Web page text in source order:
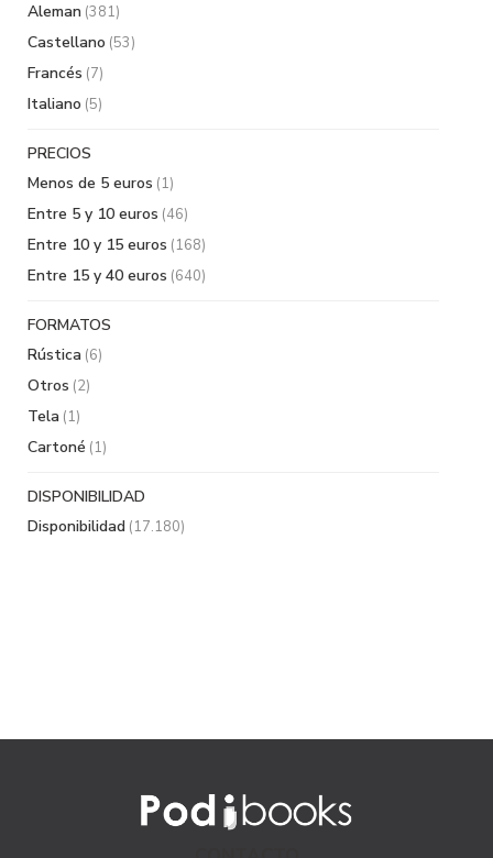
Aleman (381)
Castellano (53)
Francés (7)
Italiano (5)
PRECIOS
Menos de 5 euros (1)
Entre 5 y 10 euros (46)
Entre 10 y 15 euros (168)
Entre 15 y 40 euros (640)
FORMATOS
Rústica (6)
Otros (2)
Tela (1)
Cartoné (1)
DISPONIBILIDAD
Disponibilidad (17.180)